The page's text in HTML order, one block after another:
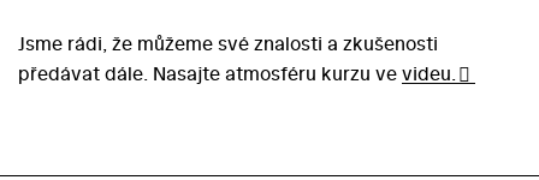
Jsme rádi, že můžeme své znalosti a zkušenosti
předávat dále. Nasajte atmosféru kurzu vevideu.